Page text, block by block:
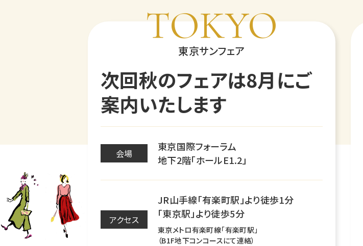
TOKYO
東京サンフェア
次回秋のフェアは8月にご
案内いたします
会場
東京国際フォーラム
地下2階「ホールE1.2」
アクセス
JR山手線「有楽町駅」より徒歩1分
「東京駅」より徒歩5分
東京メトロ有楽町線「有楽町駅」
（B1F地下コンコースにて連絡）